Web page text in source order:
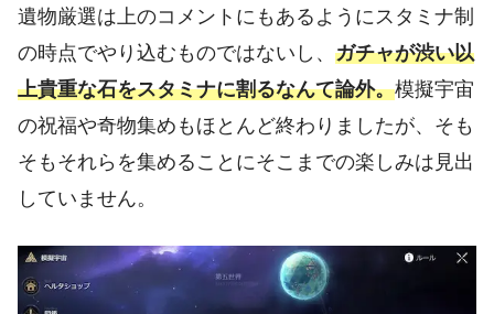
遺物厳選は上のコメントにもあるようにスタミナ制
の時点でやり込むものではないし、 ガチャが渋い以
上貴重な石をスタミナに割るなんて論外。模擬宇宙
の祝福や奇物集めもほとんど終わりましたが、そも
そもそれらを集めることにそこまでの楽しみは見出
していません。